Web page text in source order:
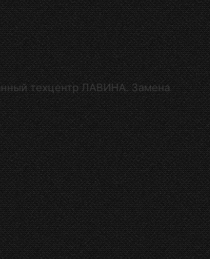
техцентр ЛАВИНА. Замена